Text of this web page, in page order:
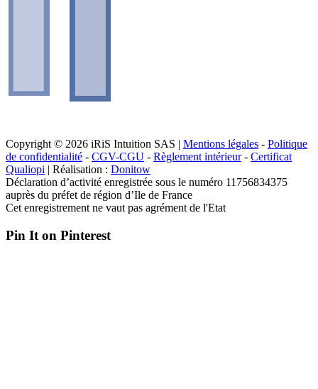
Copyright © 2026 iRiS Intuition SAS | Mentions légales - Politique
de confidentialité - CGV-CGU - Règlement intérieur- Certificat
Qualiopi | Réalisation : Donitow
Déclaration d’activité enregistrée sous le numéro 11756834375
auprès du préfet de région d’Ile de France
Cet enregistrement ne vaut pas agrément de l'Etat
Pin It on Pinterest